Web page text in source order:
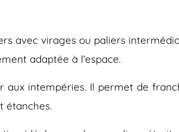
avec virages ou paliers
adaptée à l’espace.
intempéries. Il permet de
étanches.